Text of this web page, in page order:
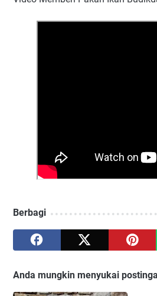
Berbagi
Anda mungkin menyukai